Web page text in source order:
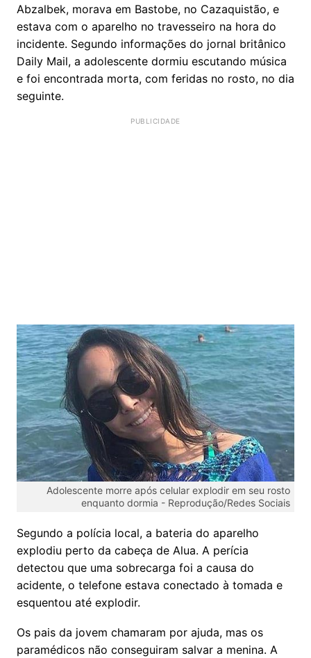
Abzalbek, morava em Bastobe, no Cazaquistão, e
estava com o aparelho no travesseiro na hora do
incidente. Segundo informações do jornal britânico
Daily Mail, a adolescente dormiu escutando música
e foi encontrada morta, com feridas no rosto, no dia
seguinte.
Adolescente morre após celular explodir em seu rosto
enquanto dormia - Reprodução/Redes Sociais
Segundo a polícia local, a bateria do aparelho
explodiu perto da cabeça de Alua. A perícia
detectou que uma sobrecarga foi a causa do
acidente, o telefone estava conectado à tomada e
esquentou até explodir.
Os pais da jovem chamaram por ajuda, mas os
paramédicos não conseguiram salvar a menina. A